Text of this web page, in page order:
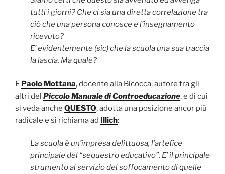
tutti i giorni? Che ci sia una diretta correlazione tra
ciò che una persona conosce e l’insegnamento
ricevuto?
E’ evidentemente (sic) che la scuola una sua traccia
la lascia. Ma quale?
E Paolo Mottana, docente alla Bicocca, autore tra gli
altri del Piccolo Manuale di Controeducazione, e di cui
si veda anche QUESTO, adotta una posizione ancor più
radicale e si richiama ad Illich:
La scuola è un’impresa delittuosa, l’artefice
principale del “sequestro educativo”. E’ il principale
strumento al servizio del soffocamento di quelle